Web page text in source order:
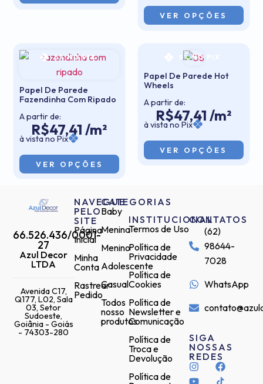
VER OPÇÕES
5% NO PIX
Papel De Parede
Fazendinha Com Ripado
A partir de:
R$47,41 /m²
à vista no Pix
VER OPÇÕES
5% NO PIX
Papel De Parede Hot
Wheels
A partir de:
R$47,41 /m²
à vista no Pix
VER OPÇÕES
66.526.436/0001-
27
Azul Decor
LTDA
Avenida C17,
Q177, L02, Sala
03, Setor
Sudoeste,
Goiânia - Goiás
- 74303-280
NAVEGUE
PELO
SITE
Página
Inicial
Minha
Conta
Rastrear
Pedido
CATEGORIAS
Baby
Menina
Menino
Adolescente
Casual
Todos
nosso
produtos
INSTITUCIONAL
Termos de Uso
Política de
Privacidade
Política de
Cookies
Política de
Newsletter e
Comunicação
Política de
Troca e
Devolução
Política de
CONTATOS
(62)
98644-
7028
WhatsApp
SIGA
NOSSAS
REDES